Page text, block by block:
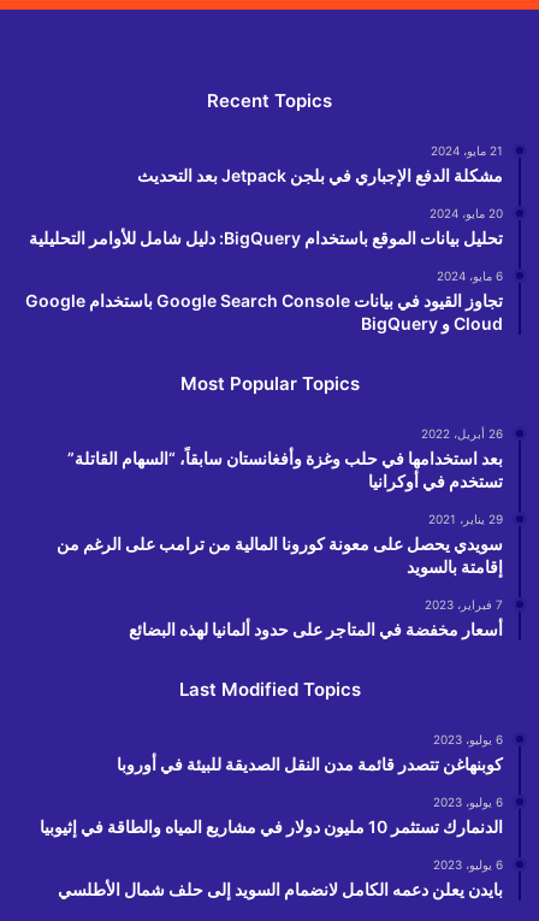
Recent Topics
21 مايو، 2024
مشكلة الدفع الإجباري في بلجن Jetpack بعد التحديث
20 مايو، 2024
تحليل بيانات الموقع باستخدام BigQuery: دليل شامل للأوامر التحليلية
6 مايو، 2024
تجاوز القيود في بيانات Google Search Console باستخدام Google
Cloud و BigQuery
Most Popular Topics
26 أبريل، 2022
بعد استخدامها في حلب وغزة وأفغانستان سابقاً، “السهام القاتلة”
تستخدم في أوكرانيا
29 يناير، 2021
سويدي يحصل على معونة كورونا المالية من ترامب على الرغم من
إقامتة بالسويد
7 فبراير، 2023
أسعار مخفضة في المتاجر على حدود ألمانيا لهذه البضائع
Last Modified Topics
6 يوليو، 2023
كوبنهاغن تتصدر قائمة مدن النقل الصديقة للبيئة في أوروبا
6 يوليو، 2023
الدنمارك تستثمر 10 مليون دولار في مشاريع المياه والطاقة في إثيوبيا
6 يوليو، 2023
بايدن يعلن دعمه الكامل لانضمام السويد إلى حلف شمال الأطلسي